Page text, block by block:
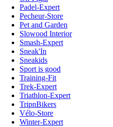
Padel-Expert
Pecheur-Store
Pet and Garden
Slowood Interior
Smash-Expert
Sneak'In
Sneakids
Sport is good
Training-Fit
Trek-Expert
Triathlon-Expert
TripnBikers
Vélo-Store
Winter-Expert